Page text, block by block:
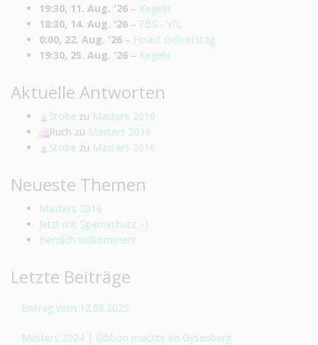
19:30, 11. Aug. '26 – Kegeln
18:30, 14. Aug. '26 – EBS - VfL
0:00, 22. Aug. '26 – Hoast Geburtstag
19:30, 25. Aug. '26 – Kegeln
Aktuelle Antworten
Stolte zu Masters 2016
Ruch zu Masters 2016
Stolte zu Masters 2016
Neueste Themen
Masters 2016
Jetzt mit Spamschutz :-)
Herzlich willkommen!
Letzte Beiträge
Eintrag vom 12.08.2025
Masters 2024 | Gibbon machts im Gysenberg